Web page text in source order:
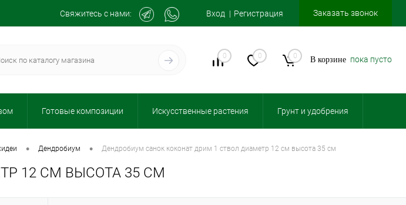
Свяжитесь с нами: Вход Регистрация Заказать звонок
0 0 0 В корзине пока пусто
Готовые композиции Искусственные растения Грунт и удобрения
• дендробиум • дендробиум санок коконат дрим 1 ствол диаметр 12 см высота 35 см
12 СМ ВЫСОТА 35 СМ